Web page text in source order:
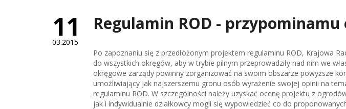
Regulamin ROD -
11
03.2015
Po zapoznaniu się z przedłożonym projektem regulaminu ROD, Krajowa
do wszystkich okręgów, aby w trybie pilnym przeprowadziły nad nim we
okręgowe zarządy powinny zorganizować na swoim obszarze powyższe
umożliwiający jak najszerszemu gronu osób wyrażenie swojej opinii na
regulaminu ROD. W szczególności należy uzyskać ocenę projektu z
jak i indywidualnie działkowcy mogli się wypowiedzieć co do